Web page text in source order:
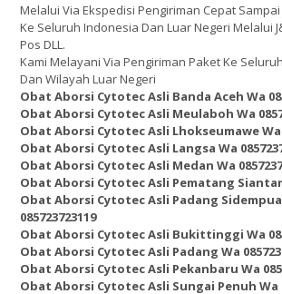
Melalui Via Ekspedisi Pengiriman Cepat
Ke Seluruh Indonesia Dan Luar Negeri Melalui
Pos DLL.
Kami Melayani Via Pengiriman Paket Ke
Dan Wilayah Luar Negeri
Obat Aborsi Cytotec Asli Banda Aceh Wa
Obat Aborsi Cytotec Asli Meulaboh Wa
Obat Aborsi Cytotec Asli Lhokseumawe Wa
Obat Aborsi Cytotec Asli Langsa Wa
Obat Aborsi Cytotec Asli Medan Wa
Obat Aborsi Cytotec Asli Pematang Siantar
Obat Aborsi Cytotec Asli Padang
085723723119
Obat Aborsi Cytotec Asli Bukittinggi Wa
Obat Aborsi Cytotec Asli Padang Wa
Obat Aborsi Cytotec Asli Pekanbaru Wa
Obat Aborsi Cytotec Asli Sungai Penuh Wa